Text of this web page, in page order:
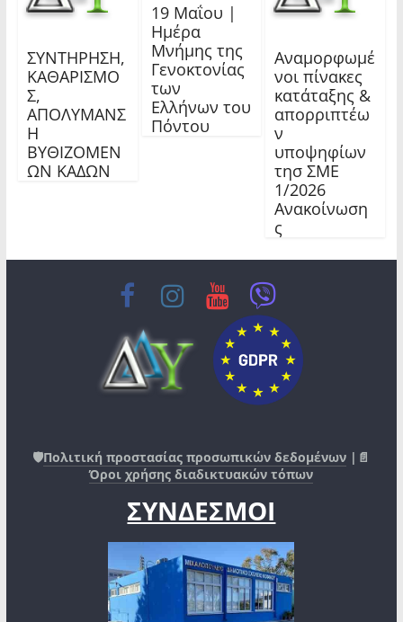
ΣΥΝΤΗΡΗΣΗ,
ΚΑΘΑΡΙΣΜΟ
Σ,
ΑΠΟΛΥΜΑΝΣ
Η
ΒΥΘΙΖΟΜΕΝ
ΩΝ ΚΑΔΩΝ
19 Μαΐου |
Ημέρα
Μνήμης της
Γενοκτονίας
των
Ελλήνων του
Πόντου
Αναμορφωμέ
νοι πίνακες
κατάταξης &
απορριπτέω
ν
υποψηφίων
τησ ΣΜΕ
1/2026
Ανακοίνωση
ς
🛡️Πολιτική προστασίας προσωπικών δεδομένων |📄
Όροι χρήσης διαδικτυακών τόπων
ΣΥΝΔΕΣΜΟΙ